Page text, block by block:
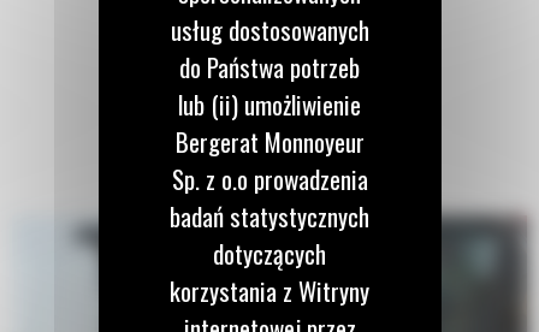
usług dostosowanych
do Państwa potrzeb
lub (ii) umożliwienie
Bergerat Monnoyeur
Sp. z o.o prowadzenia
badań statystycznych
dotyczących
korzystania z Witryny